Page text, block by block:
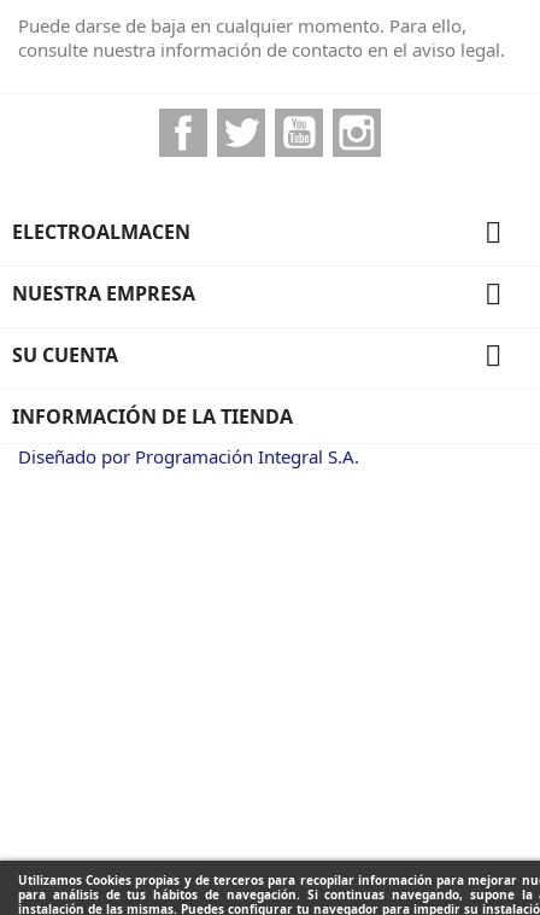
Utilizamos Cookies propias y de terceros para recopilar información para mejorar
para análisis de tus hábitos de navegación. Si continuas navegando, supone la
instalación de las mismas. Puedes configurar tu navegador para impedir su
Puede darse de baja en cualquier momento. Para ello,
consulte nuestra información de contacto en el aviso legal.
FacebookTwitter YouTube
ELECTROALMACEN 
NUESTRA EMPRESA 
SU CUENTA 
INFORMACIÓN DE LA TIENDA
Diseñado por Programación Integral S.A.